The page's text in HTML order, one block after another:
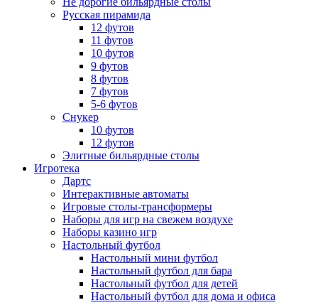
Русская пирамида
12 футов
11 футов
10 футов
9 футов
8 футов
7 футов
5-6 футов
Снукер
10 футов
12 футов
Элитные бильярдные столы
Игротека
Дартс
Интерактивные автоматы
Игровые столы-трансформеры
Наборы для игр на свежем воздухе
Наборы казино игр
Настольный футбол
Настольный мини футбол
Настольный футбол для бара
Настольный футбол для детей
Настольный футбол для дома и офиса